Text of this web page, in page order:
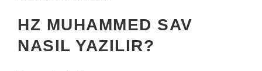
HZ MUHAMMED SAV
NASIL YAZILIR?